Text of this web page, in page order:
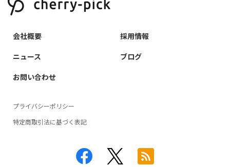
会社概要
採用情報
ニュース
ブログ
お問い合わせ
プライバシーポリシー
特定商取引法に基づく表記